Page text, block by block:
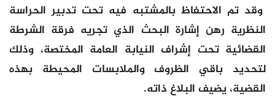
وقد تم الاحتفاظ بالمشتبه فيه تحت تدبير الحراسة
النظرية رهن إشارة البحث الذي تجريه فرقة الشرطة
القضائية تحت إشراف النيابة العامة المختصة، وذلك
لتحديد باقي الظروف والملابسات المحيطة بهذه
القضية، يضيف البلاغ ذاته.